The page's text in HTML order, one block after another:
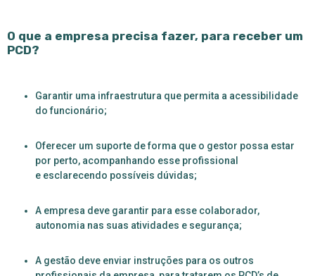
O que a empresa precisa fazer, para receber um
PCD?
Garantir uma infraestrutura que permita a acessibilidade
do funcionário;
Oferecer um suporte de forma que o gestor possa estar
por perto, acompanhando esse profissional
e esclarecendo possíveis dúvidas;
A empresa deve garantir para esse colaborador,
autonomia nas suas atividades e segurança;
A gestão deve enviar instruções para os outros